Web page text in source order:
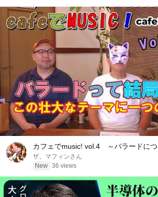
カフェでmusic! vol.4 ～バラードにつ
ザ。マフィンさん
New 36 views